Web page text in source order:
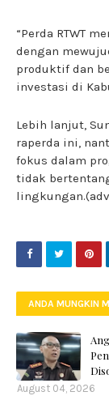
“Perda RTWT
dengan
produktif dan
investasi di
Lebih lanjut,
raperda ini,
fokus dalam
tidak
ANDA MUNGKIN
August 04, 2026